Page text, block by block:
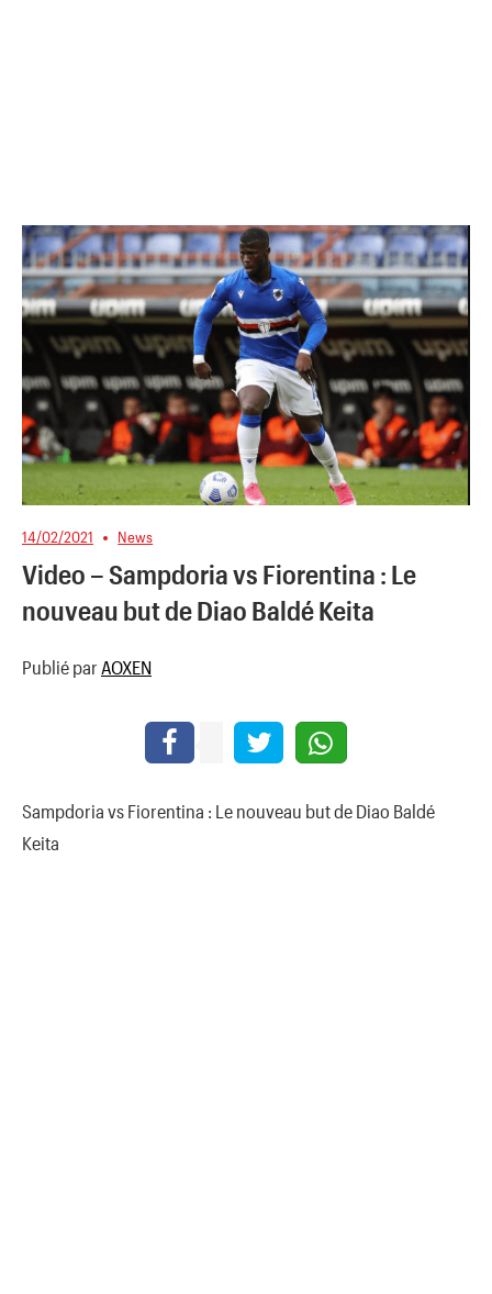
14/02/2021 News
Video – Sampdoria vs Fiorentina : Le
nouveau but de Diao Baldé Keita
Publié par AOXEN
Sampdoria vs Fiorentina : Le nouveau but de Diao Baldé
Keita